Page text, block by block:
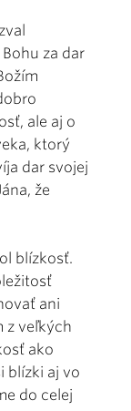
za dar
ale aj o
ktorý
dar svojej
že
blízkosť.
ani
z veľkých
ako
blízki aj vo
do celej